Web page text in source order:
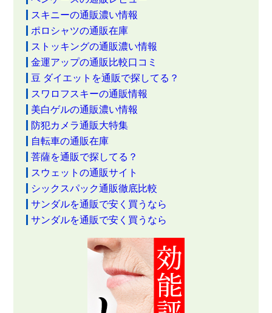
スキニーの通販濃い情報
ポロシャツの通販在庫
ストッキングの通販濃い情報
金運アップの通販比較口コミ
豆 ダイエットを通販で探してる？
スワロフスキーの通販情報
美白ゲルの通販濃い情報
防犯カメラ通販大特集
自転車の通販在庫
菩薩を通販で探してる？
スウェットの通販サイト
シックスパック通販徹底比較
サンダルを通販で安く買うなら
サンダルを通販で安く買うなら